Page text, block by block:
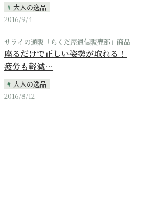
大人の逸品
2016/9/4
サライの通販「らくだ屋通信販売部」商品
座るだけで正しい姿勢が取れる！
疲労も軽減…
大人の逸品
2016/8/12